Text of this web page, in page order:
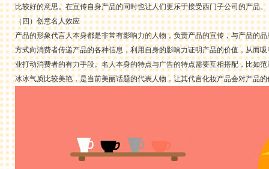
比较好的意思。在宣传自身产品的同时也让人们更乐于接受西门子公司的产品。
（四）创意名人效应
产品的形象代言人本身都是非常有影响力的人物，负责产品的宣传，与产品的
方式向消费者传递产品的各种信息，利用自身的影响力证明产品的价值，从而
业打动消费者的有力手段。名人本身的特点与广告的特点需要互相搭配，比如
冰冰气质比较美艳，是当前美丽话题的代表人物，让其代言化妆产品会对产品